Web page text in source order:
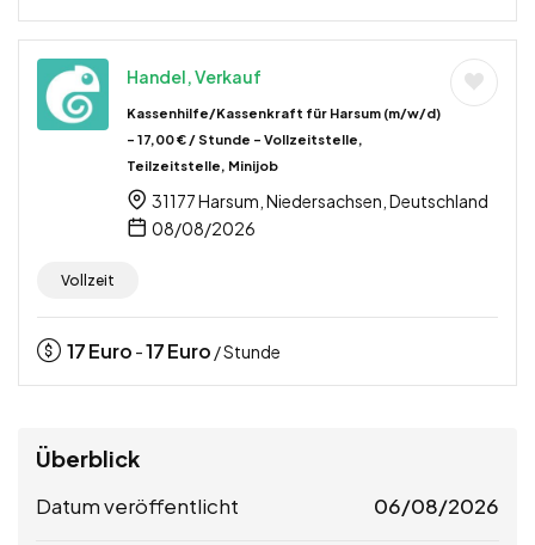
Handel, Verkauf
Kassenhilfe/Kassenkraft für Harsum (m/w/d)
– 17,00 € / Stunde – Vollzeitstelle,
Teilzeitstelle, Minijob
31177 Harsum, Niedersachsen, Deutschland
08/08/2026
Vollzeit
17Euro -17Euro / Stunde
Überblick
Datum veröffentlicht 06/08/2026